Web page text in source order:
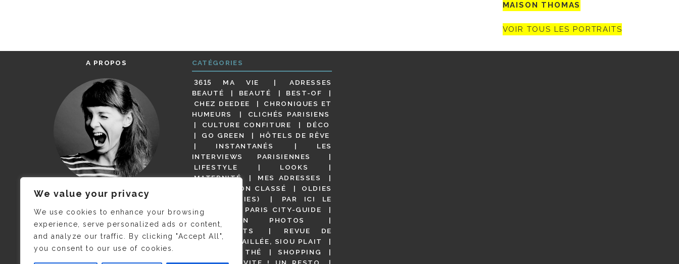
We value your privacy
We use cookies to enhance your browsing
experience, serve personalized ads or content,
and analyze our traffic. By clicking "Accept All",
you consent to our use of cookies.
MAISON THOMAS
VOIR TOUS LES PORTRAITS
A PROPOS
JE M’APPELLE DELPHINE MAIS
C’EST ©CAMILLE COLLIN QUI A
PRIS CETTE PHOTO !
CATÉGORIES
3615 MA VIE
ADRESSES
BEAUTÉ
BEAUTÉ
BEST-OF
CHEZ DEEDEE
CHRONIQUES ET
HUMEURS
CLICHÉS PARISIENS
CULTURE CONFITURE
DÉCO
GO GREEN
HÔTELS DE RÊVE
INSTANTANÉS
LES
INTERVIEWS PARISIENNES
LIFESTYLE
LOOKS
MATERNITÉ
MES ADRESSES
NON CLASSÉ
OLDIES
(BUT GOODIES)
PAR ICI LE
MAGOT !
PARIS CITY-GUIDE
PARIS EN PHOTOS
RESTAURANTS
REVUE DE
PRESSE DÉTAILLÉE, SIOU PLAIT
SALONS DE THÉ
SHOPPING
VIDÉOS
VITE ! UN RESTO